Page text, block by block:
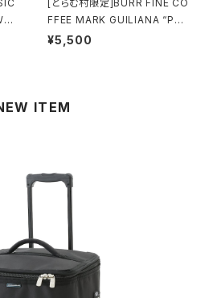
[どらむ村限定]BURR FINE CO
FFEE MARK GUILIANA “PO
WER BEATS” TEE
¥5,500
ITEM